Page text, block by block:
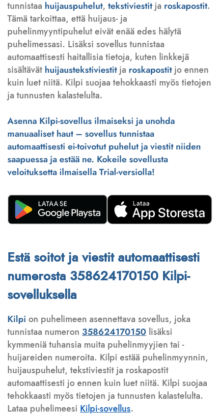
tunnistaa huijauspuhelut, tekstiviestitja roskapostit.
Tämä tarkoittaa, että huijaus- ja
puhelinmyyntipuhelut eivät enää edes hälytä
puhelimessasi. Lisäksi sovellus tunnistaa
automaattisesti haitallisia tietoja, kuten linkkejä
sisältävät huijaustekstiviestitja roskapostitjo ennen
kuin luet niitä. Kilpi suojaa tehokkaasti myös tietojen
ja tunnusten kalastelulta.
Asenna Kilpi-sovellus ilmaiseksi ja unohda
manuaaliset haut – sovellus tunnistaa
automaattisesti ei-toivotut puhelut ja viestit niiden
saapuessa ja estää ne. Kokeile sovellusta
veloituksetta ilmaisella Trial-versiolla!
Estä soitot ja viestit automaattisesti
numerosta 358624170150 Kilpi-
sovelluksella
Kilpi on puhelimeen asennettava sovellus, joka
tunnistaa numeron 358624170150 lisäksi
kymmeniä tuhansia muita puhelinmyyjien tai -
huijareiden numeroita. Kilpi estää puhelinmyynnin,
huijauspuhelut, tekstiviestit ja roskapostit
automaattisesti jo ennen kuin luet niitä. Kilpi suojaa
tehokkaasti myös tietojen ja tunnusten kalastelulta.
Lataa puhelimeesi Kilpi-sovellus.